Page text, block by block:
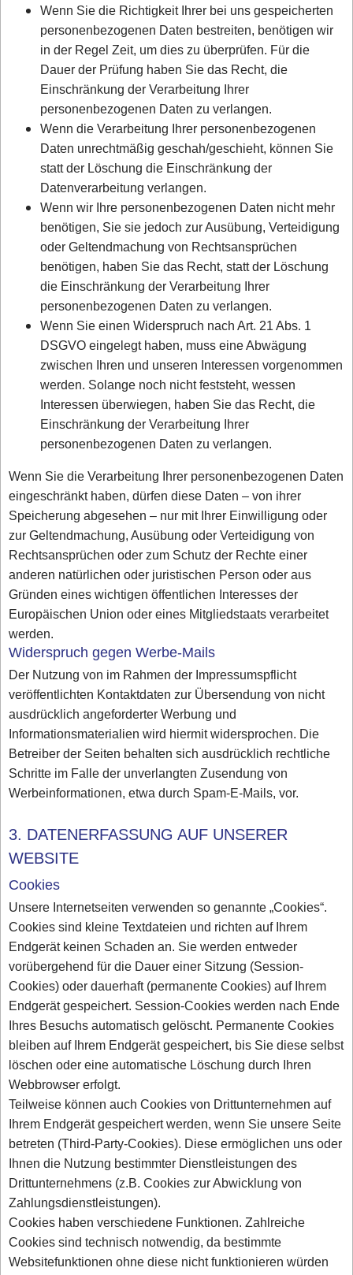
Wenn Sie die Richtigkeit Ihrer bei uns gespeicherten
personenbezogenen Daten bestreiten, benötigen wir
in der Regel Zeit, um dies zu überprüfen. Für die
Dauer der Prüfung haben Sie das Recht, die
Einschränkung der Verarbeitung Ihrer
personenbezogenen Daten zu verlangen.
Wenn die Verarbeitung Ihrer personenbezogenen
Daten unrechtmäßig geschah/geschieht, können Sie
statt der Löschung die Einschränkung der
Datenverarbeitung verlangen.
Wenn wir Ihre personenbezogenen Daten nicht mehr
benötigen, Sie sie jedoch zur Ausübung, Verteidigung
oder Geltendmachung von Rechtsansprüchen
benötigen, haben Sie das Recht, statt der Löschung
die Einschränkung der Verarbeitung Ihrer
personenbezogenen Daten zu verlangen.
Wenn Sie einen Widerspruch nach Art. 21 Abs. 1
DSGVO eingelegt haben, muss eine Abwägung
zwischen Ihren und unseren Interessen vorgenommen
werden. Solange noch nicht feststeht, wessen
Interessen überwiegen, haben Sie das Recht, die
Einschränkung der Verarbeitung Ihrer
personenbezogenen Daten zu verlangen.
Wenn Sie die Verarbeitung Ihrer personenbezogenen Daten
eingeschränkt haben, dürfen diese Daten – von ihrer
Speicherung abgesehen – nur mit Ihrer Einwilligung oder
zur Geltendmachung, Ausübung oder Verteidigung von
Rechtsansprüchen oder zum Schutz der Rechte einer
anderen natürlichen oder juristischen Person oder aus
Gründen eines wichtigen öffentlichen Interesses der
Europäischen Union oder eines Mitgliedstaats verarbeitet
werden.
Widerspruch gegen Werbe-Mails
Der Nutzung von im Rahmen der Impressumspflicht
veröffentlichten Kontaktdaten zur Übersendung von nicht
ausdrücklich angeforderter Werbung und
Informationsmaterialien wird hiermit widersprochen. Die
Betreiber der Seiten behalten sich ausdrücklich rechtliche
Schritte im Falle der unverlangten Zusendung von
Werbeinformationen, etwa durch Spam-E-Mails, vor.
3. DATENERFASSUNG AUF UNSERER
WEBSITE
Cookies
Unsere Internetseiten verwenden so genannte „Cookies“.
Cookies sind kleine Textdateien und richten auf Ihrem
Endgerät keinen Schaden an. Sie werden entweder
vorübergehend für die Dauer einer Sitzung (Session-
Cookies) oder dauerhaft (permanente Cookies) auf Ihrem
Endgerät gespeichert. Session-Cookies werden nach Ende
Ihres Besuchs automatisch gelöscht. Permanente Cookies
bleiben auf Ihrem Endgerät gespeichert, bis Sie diese selbst
löschen oder eine automatische Löschung durch Ihren
Webbrowser erfolgt.
Teilweise können auch Cookies von Drittunternehmen auf
Ihrem Endgerät gespeichert werden, wenn Sie unsere Seite
betreten (Third-Party-Cookies). Diese ermöglichen uns oder
Ihnen die Nutzung bestimmter Dienstleistungen des
Drittunternehmens (z.B. Cookies zur Abwicklung von
Zahlungsdienstleistungen).
Cookies haben verschiedene Funktionen. Zahlreiche
Cookies sind technisch notwendig, da bestimmte
Websitefunktionen ohne diese nicht funktionieren würden